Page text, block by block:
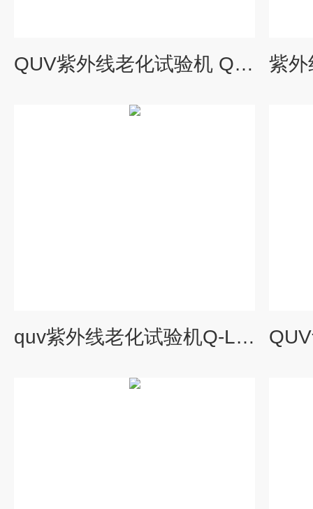
QUV紫外线老化试验机 Q-Lab代理商罗中科技
quv紫外线老化试验机Q-Lab代理商罗中科技